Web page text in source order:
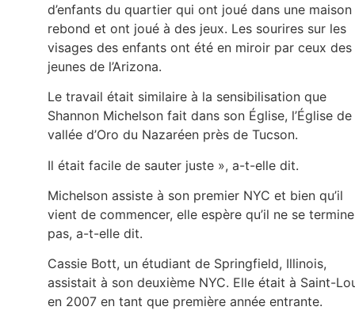
d’enfants du quartier qui ont joué dans une
rebond et ont joué à des jeux. Les sourires sur les
visages des enfants ont été en miroir par ceux des
jeunes de l’Arizona.
Le travail était similaire à la sensibilisation que
Shannon Michelson fait dans son Église, l’Église de
vallée d’Oro du Nazaréen près de Tucson.
Il était facile de sauter juste », a-t-elle dit.
Michelson assiste à son premier NYC et bien qu’il
vient de commencer, elle espère qu’il ne se termine
pas, a-t-elle dit.
Cassie Bott, un étudiant de Springfield, Illinois,
assistait à son deuxième NYC. Elle était à Saint-
en 2007 en tant que première année entrante.